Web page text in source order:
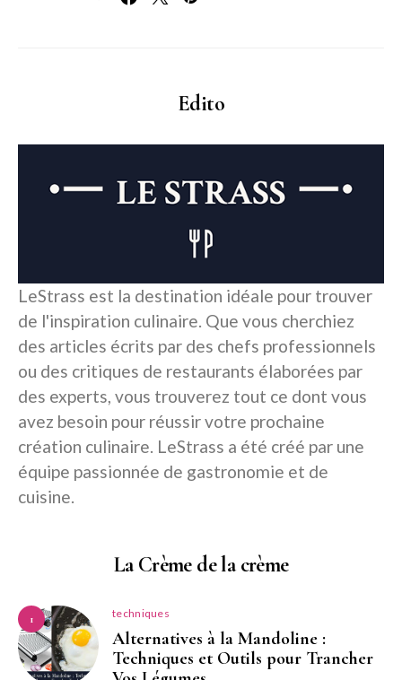
Edito
LeStrass est la destination idéale pour trouver
de l'inspiration culinaire. Que vous cherchiez
des articles écrits par des chefs professionnels
ou des critiques de restaurants élaborées par
des experts, vous trouverez tout ce dont vous
avez besoin pour réussir votre prochaine
création culinaire. LeStrass a été créé par une
équipe passionnée de gastronomie et de
cuisine.
La Crème de la crème
1 techniques
Alternatives à la Mandoline :
Techniques et Outils pour Trancher